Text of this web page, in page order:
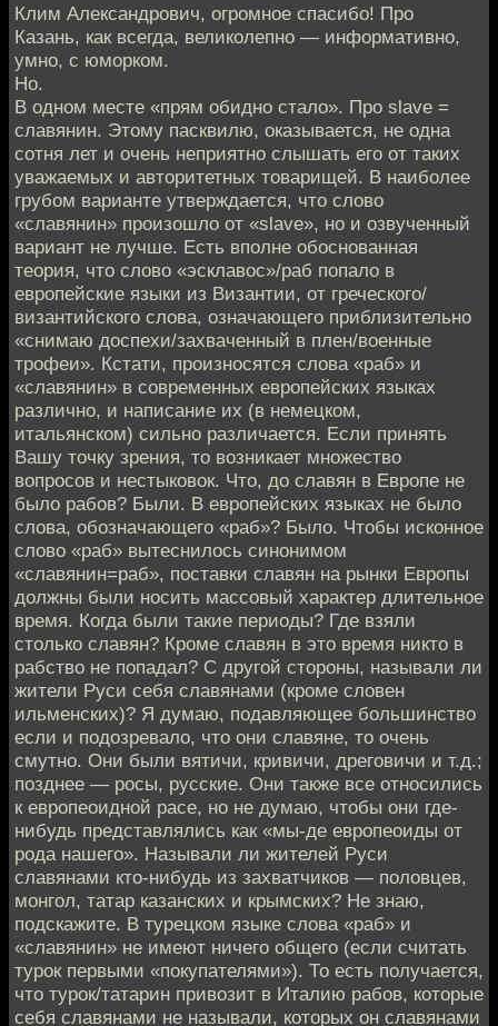
Клим Александрович, огромное спасибо! Про
Казань, как всегда, великолепно — информативно,
умно, с юморком.
Но.
В одном месте «прям обидно стало». Про slave =
славянин. Этому пасквилю, оказывается, не одна
сотня лет и очень неприятно слышать его от таких
уважаемых и авторитетных товарищей. В наиболее
грубом варианте утверждается, что слово
«славянин» произошло от «slave», но и озвученный
вариант не лучше. Есть вполне обоснованная
теория, что слово «эсклавос»/раб попало в
европейские языки из Византии, от греческого/
византийского слова, означающего приблизительно
«снимаю доспехи/захваченный в плен/военные
трофеи». Кстати, произносятся слова «раб» и
«славянин» в современных европейских языках
различно, и написание их (в немецком,
итальянском) сильно различается. Если принять
Вашу точку зрения, то возникает множество
вопросов и нестыковок. Что, до славян в Европе не
было рабов? Были. В европейских языках не было
слова, обозначающего «раб»? Было. Чтобы исконное
слово «раб» вытеснилось синонимом
«славянин=раб», поставки славян на рынки Европы
должны были носить массовый характер длительное
время. Когда были такие периоды? Где взяли
столько славян? Кроме славян в это время никто в
рабство не попадал? С другой стороны, называли ли
жители Руси себя славянами (кроме словен
ильменских)? Я думаю, подавляющее большинство
если и подозревало, что они славяне, то очень
смутно. Они были вятичи, кривичи, дреговичи и т.д.;
позднее — росы, русские. Они также все относились
к европеоидной расе, но не думаю, чтобы они где-
нибудь представлялись как «мы-де европеоиды от
рода нашего». Называли ли жителей Руси
славянами кто-нибудь из захватчиков — половцев,
монгол, татар казанских и крымских? Не знаю,
подскажите. В турецком языке слова «раб» и
«славянин» не имеют ничего общего (если считать
турок первыми «покупателями»). То есть получается,
что турок/татарин привозит в Италию рабов, которые
себя славянами не называли, которых он славянами